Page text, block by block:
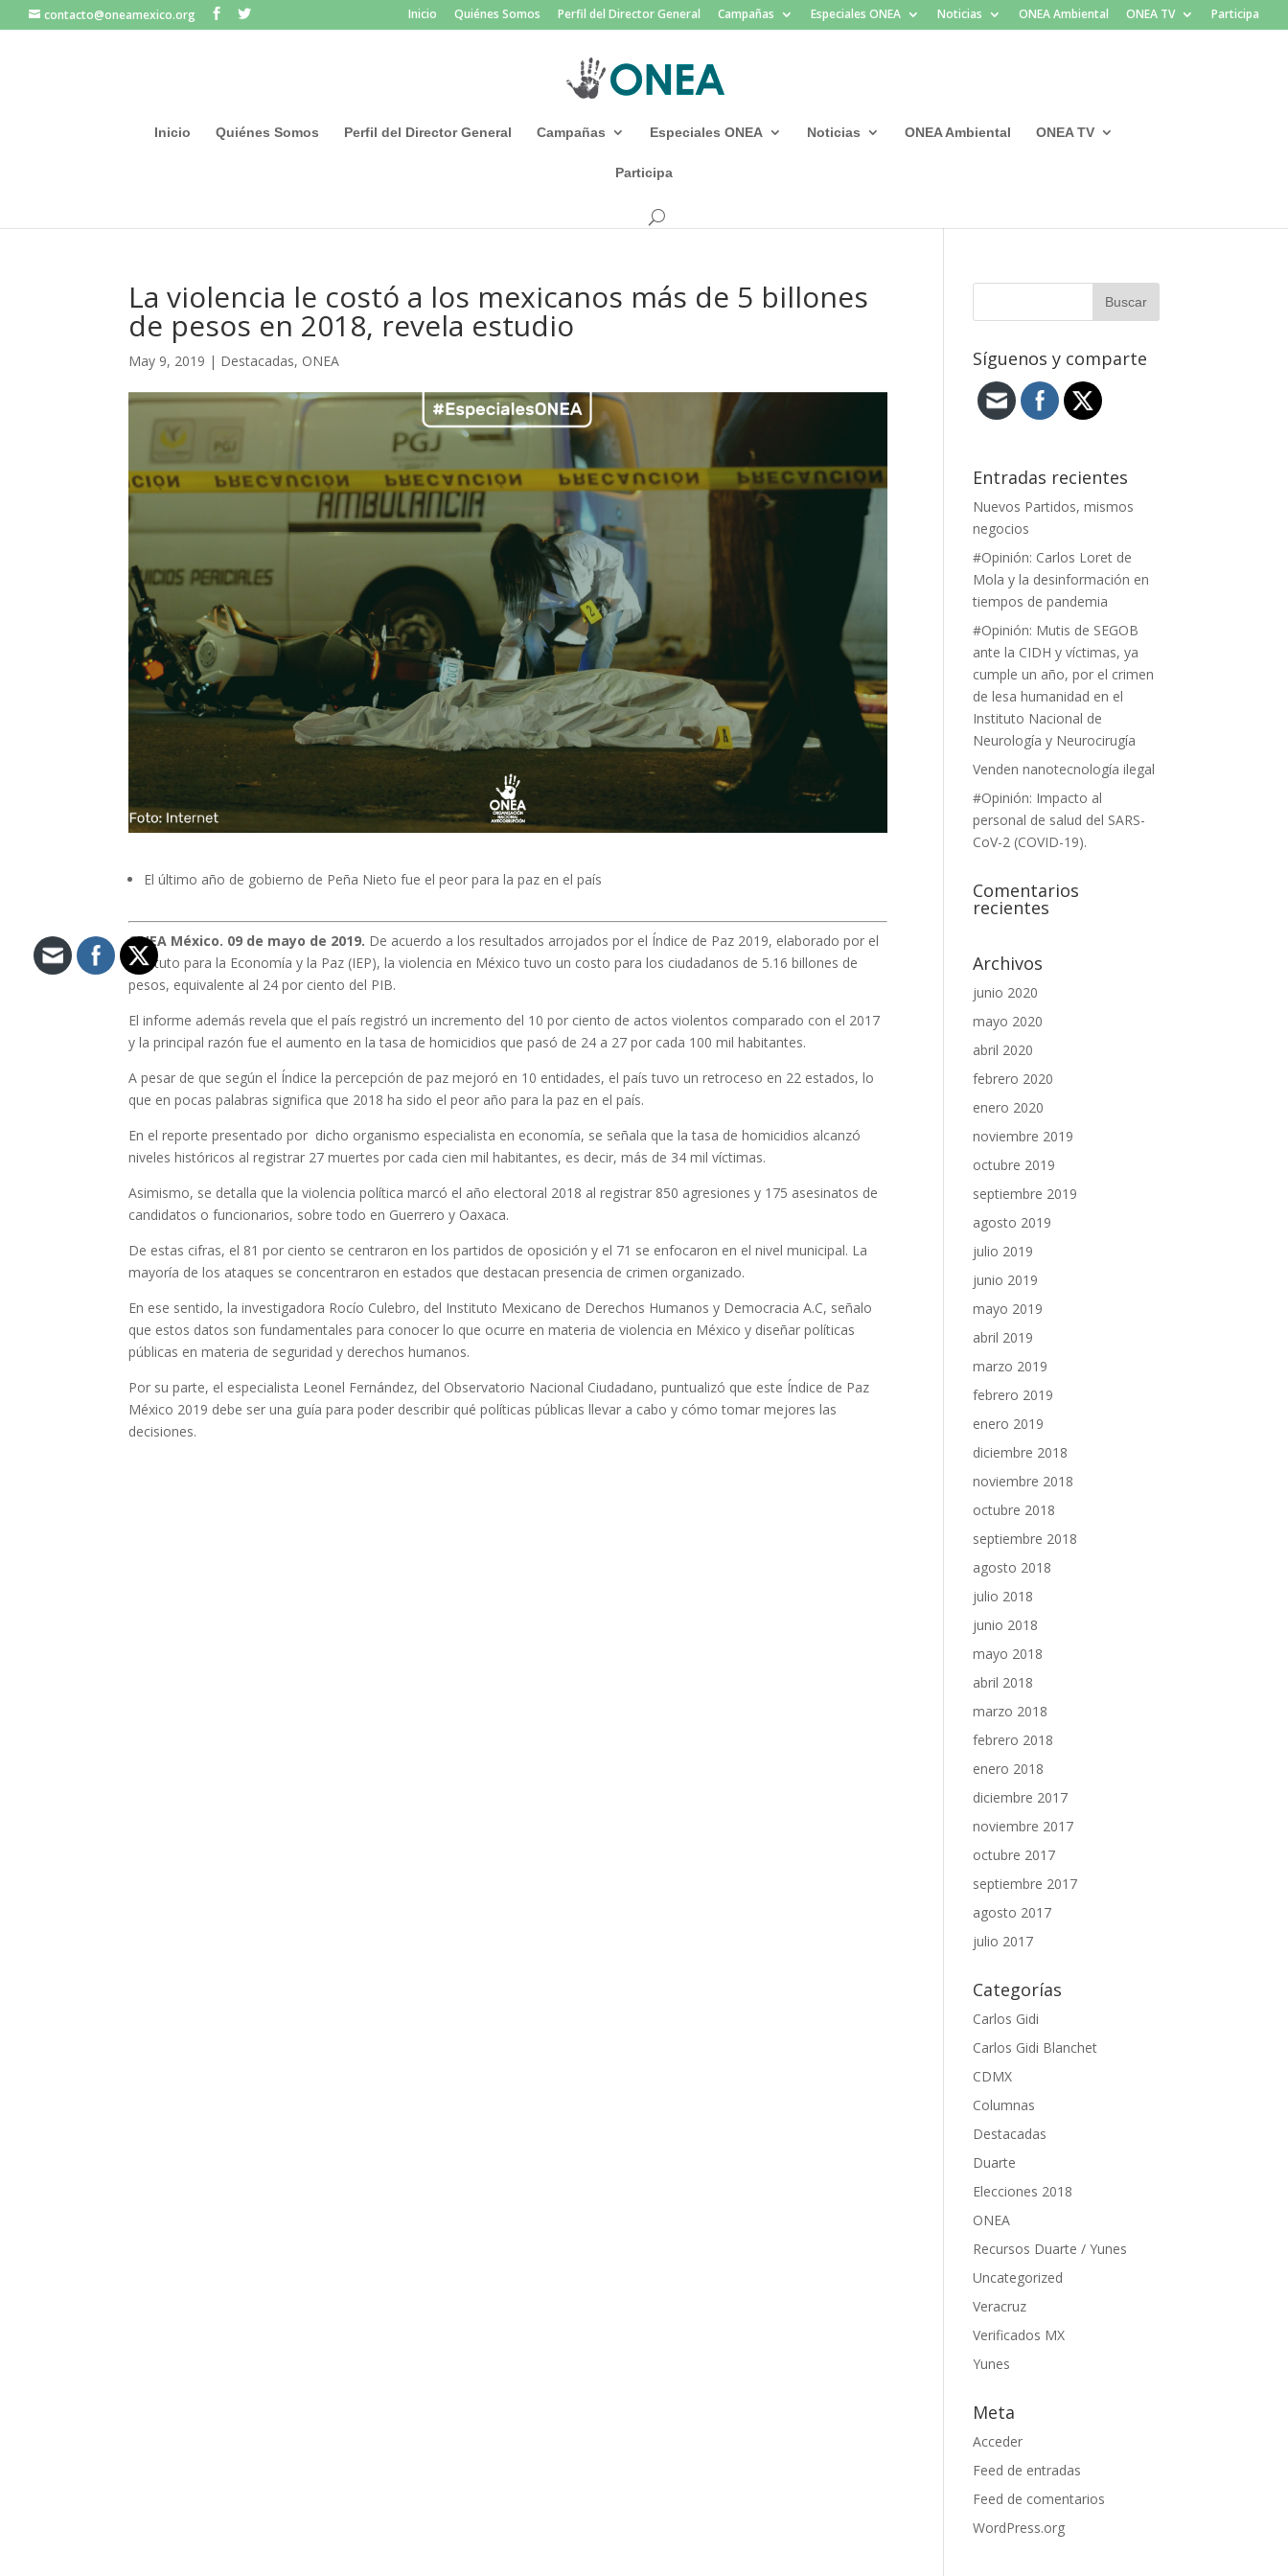
contacto@oneamexico.org Inicio Quiénes Somos Perfil del Director General Campañas Especiales ONEA Noticias ONEA Ambiental ONEA TV Participa
Inicio Quiénes Somos Perfil del Director General Campañas Especiales ONEA Noticias ONEA Ambiental ONEA TV
Participa
La violencia le costó a los mexicanos más de 5 billones
de pesos en 2018, revela estudio
May 9, 2019 | Destacadas, ONEA
El último año de gobierno de Peña Nieto fue el peor para la paz en el país
ONEA México. 09 de mayo de 2019. De acuerdo a los resultados arrojados por el Índice de Paz 2019, elaborado por el
Instituto para la Economía y la Paz (IEP), la violencia en México tuvo un costo para los ciudadanos de 5.16 billones de
pesos, equivalente al 24 por ciento del PIB.
El informe además revela que el país registró un incremento del 10 por ciento de actos violentos comparado con el 2017
y la principal razón fue el aumento en la tasa de homicidios que pasó de 24 a 27 por cada 100 mil habitantes.
A pesar de que según el Índice la percepción de paz mejoró en 10 entidades, el país tuvo un retroceso en 22 estados, lo
que en pocas palabras significa que 2018 ha sido el peor año para la paz en el país.
En el reporte presentado por dicho organismo especialista en economía, se señala que la tasa de homicidios alcanzó
niveles históricos al registrar 27 muertes por cada cien mil habitantes, es decir, más de 34 mil víctimas.
Asimismo, se detalla que la violencia política marcó el año electoral 2018 al registrar 850 agresiones y 175 asesinatos de
candidatos o funcionarios, sobre todo en Guerrero y Oaxaca.
De estas cifras, el 81 por ciento se centraron en los partidos de oposición y el 71 se enfocaron en el nivel municipal. La
mayoría de los ataques se concentraron en estados que destacan presencia de crimen organizado.
En ese sentido, la investigadora Rocío Culebro, del Instituto Mexicano de Derechos Humanos y Democracia A.C, señalo
que estos datos son fundamentales para conocer lo que ocurre en materia de violencia en México y diseñar políticas
públicas en materia de seguridad y derechos humanos.
Por su parte, el especialista Leonel Fernández, del Observatorio Nacional Ciudadano, puntualizó que este Índice de Paz
México 2019 debe ser una guía para poder describir qué políticas públicas llevar a cabo y cómo tomar mejores las
decisiones.
Síguenos y comparte
Entradas recientes
Nuevos Partidos, mismos
negocios
#Opinión: Carlos Loret de
Mola y la desinformación en
tiempos de pandemia
#Opinión: Mutis de SEGOB
ante la CIDH y víctimas, ya
cumple un año, por el crimen
de lesa humanidad en el
Instituto Nacional de
Neurología y Neurocirugía
Venden nanotecnología ilegal
#Opinión: Impacto al
personal de salud del SARS-
CoV-2 (COVID-19).
Comentarios
recientes
Archivos
junio 2020
mayo 2020
abril 2020
febrero 2020
enero 2020
noviembre 2019
octubre 2019
septiembre 2019
agosto 2019
julio 2019
junio 2019
mayo 2019
abril 2019
marzo 2019
febrero 2019
enero 2019
diciembre 2018
noviembre 2018
octubre 2018
septiembre 2018
agosto 2018
julio 2018
junio 2018
mayo 2018
abril 2018
marzo 2018
febrero 2018
enero 2018
diciembre 2017
noviembre 2017
octubre 2017
septiembre 2017
agosto 2017
julio 2017
Categorías
Carlos Gidi
Carlos Gidi Blanchet
CDMX
Columnas
Destacadas
Duarte
Elecciones 2018
ONEA
Recursos Duarte / Yunes
Uncategorized
Veracruz
Verificados MX
Yunes
Meta
Acceder
Feed de entradas
Feed de comentarios
WordPress.org